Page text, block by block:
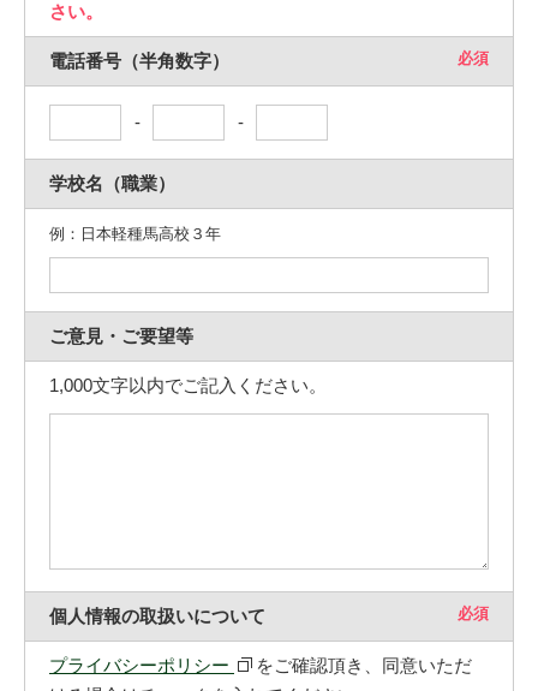
さい。
電話番号（半角数字） 必須
- -
学校名（職業）
例：日本軽種馬高校３年
ご意見・ご要望等
1,000文字以内でご記入ください。
個人情報の取扱いについて 必須
プライバシーポリシー
をご確認頂き、同意いただ